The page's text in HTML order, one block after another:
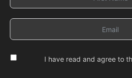
I have read and agree to